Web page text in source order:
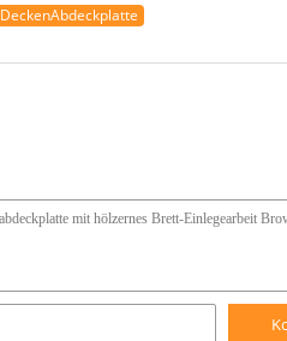
DeckenAbdeckplatte